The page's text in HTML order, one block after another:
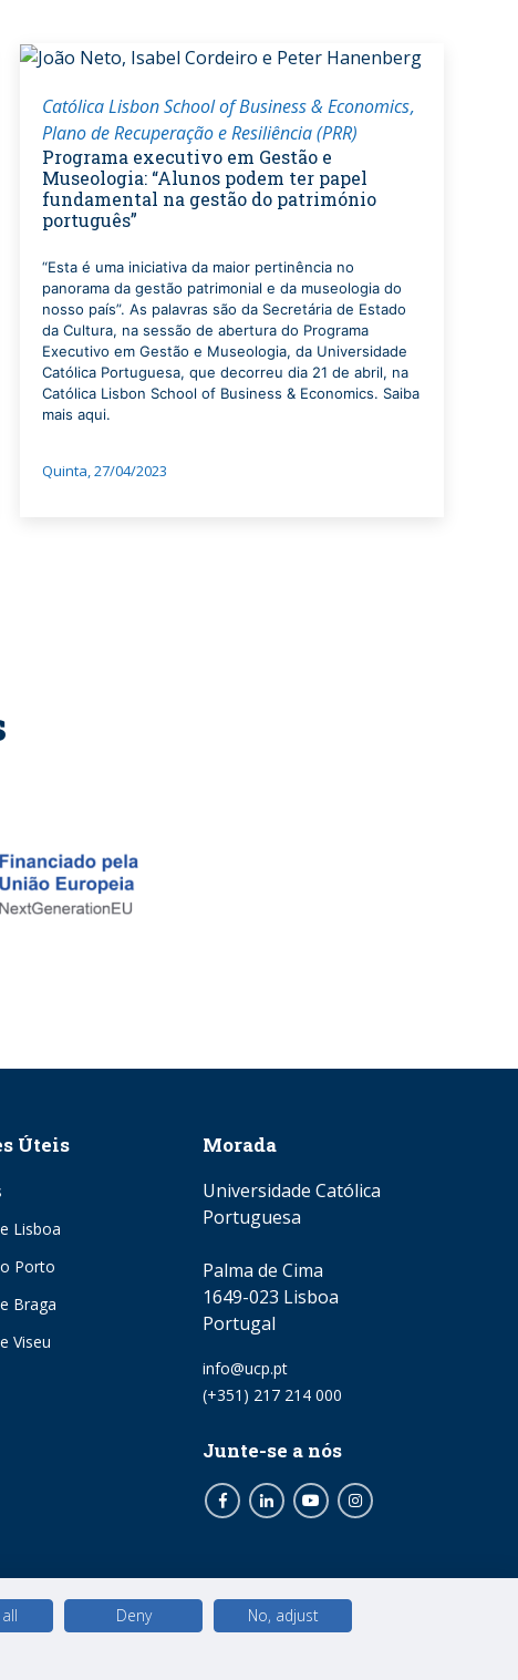
Católica Lisbon School of Business & Economics
Plano de Recuperação e Resiliência (PRR)
Programa executivo em Gestão e
Museologia: “Alunos podem ter papel
fundamental na gestão do património
português”
“Esta é uma iniciativa da maior pertinência no
panorama da gestão patrimonial e da museologia do
nosso país”. As palavras são da Secretária de Estado
da Cultura, na sessão de abertura do Programa
Executivo em Gestão e Museologia, da Universidade
Católica Portuguesa, que decorreu dia 21 de abril, na
Católica Lisbon School of Business & Economics. Saiba
mais aqui.
Quinta, 27/04/2023
Úteis
Lisboa
Porto
Braga
Viseu
Morada
Universidade Católica
Portuguesa
Palma de Cima
1649-023 Lisboa
Portugal
Email
info@ucp.pt
Phone
(+351) 217 214 000
Junte-se a nós
FacebookLinkedInYoutubeInstagram
© 2026 Universidade Católica Portuguesa
Deny No, adjust